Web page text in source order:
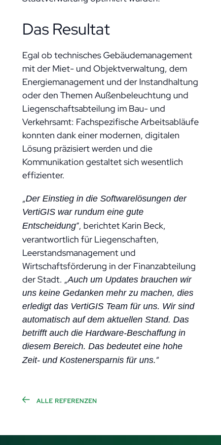
Das Resultat
Egal ob technisches Gebäudemanagement
mit der Miet- und Objektverwaltung, dem
Energiemanagement und der Instandhaltung
oder den Themen Außenbeleuchtung und
Liegenschaftsabteilung im Bau- und
Verkehrsamt: Fachspezifische Arbeitsabläufe
konnten dank einer modernen, digitalen
Lösung präzisiert werden und die
Kommunikation gestaltet sich wesentlich
effizienter.
„Der Einstieg in die Softwarelösungen der
VertiGIS war rundum eine gute
Entscheidung“, berichtet Karin Beck,
verantwortlich für Liegenschaften,
Leerstandsmanagement und
Wirtschaftsförderung in der Finanzabteilung
der Stadt. „Auch um Updates brauchen wir
uns keine Gedanken mehr zu machen, dies
erledigt das VertiGIS Team für uns. Wir sind
automatisch auf dem aktuellen Stand. Das
betrifft auch die Hardware-Beschaffung in
diesem Bereich. Das bedeutet eine hohe
Zeit- und Kostenersparnis für uns.“
ALLE REFERENZEN